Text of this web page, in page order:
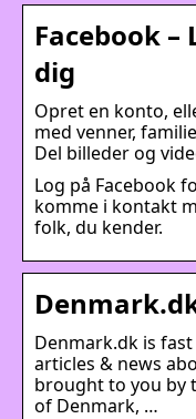
Facebook
dig
Opret en konto,
med venner,
Del billeder og
Log på Facebook
komme i kontakt
folk, du kender.
Denmark.dk is
articles & news
brought to you by
of Denmark, …